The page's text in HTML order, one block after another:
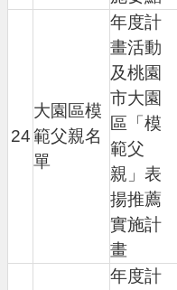
24
大園區模
範父親名
單
年度計
畫活動
及桃園
市大園
區「模
範父
親」表
揚推薦
實施計
畫
年度計